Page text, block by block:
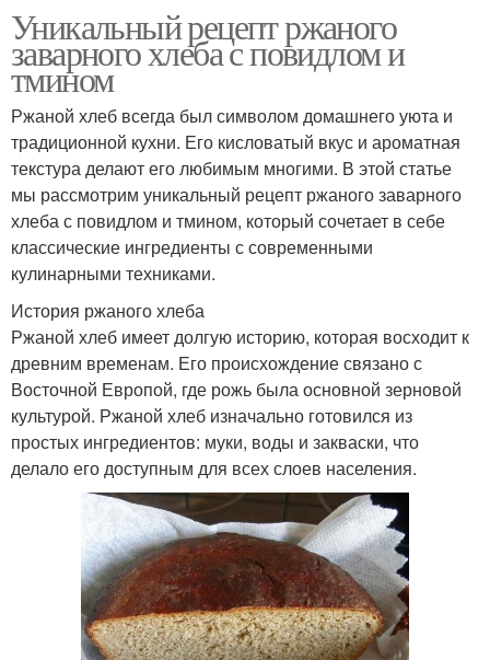
Уникальный рецепт ржаного
заварного хлеба с повидлом и
тмином
Ржаной хлеб всегда был символом домашнего уюта и
традиционной кухни. Его кисловатый вкус и ароматная
текстура делают его любимым многими. В этой статье
мы рассмотрим уникальный рецепт ржаного заварного
хлеба с повидлом и тмином, который сочетает в себе
классические ингредиенты с современными
кулинарными техниками.
История ржаного хлеба
Ржаной хлеб имеет долгую историю, которая восходит к
древним временам. Его происхождение связано с
Восточной Европой, где рожь была основной зерновой
культурой. Ржаной хлеб изначально готовился из
простых ингредиентов: муки, воды и закваски, что
делало его доступным для всех слоев населения.